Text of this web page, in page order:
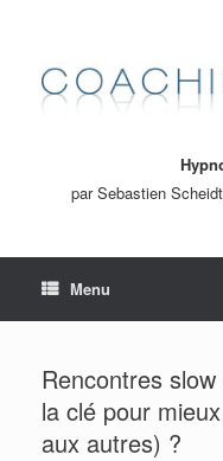
par Sebastien
Menu
Rencontres
la clé pour
aux autres) ?